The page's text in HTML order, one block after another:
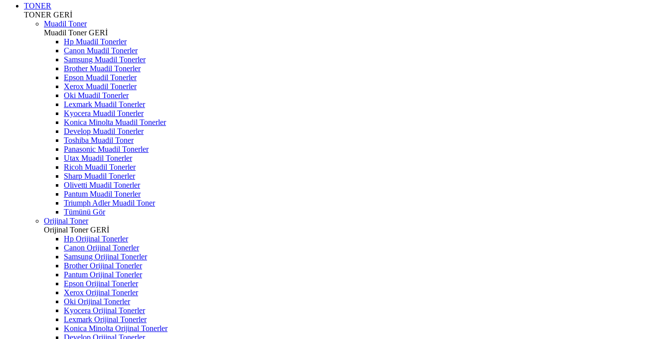
TONER
TONER GERİ
Muadil Toner
Muadil TonerGERİ
Hp Muadil Tonerler
Canon Muadil Tonerler
Samsung Muadil Tonerler
Brother Muadil Tonerler
Epson Muadil Tonerler
Xerox Muadil Tonerler
Oki Muadil Tonerler
Lexmark Muadil Tonerler
Kyocera Muadil Tonerler
Konica Minolta Muadil Tonerler
Develop Muadil Tonerler
Toshiba Muadil Toner
Panasonic Muadil Tonerler
Utax Muadil Tonerler
Ricoh Muadil Tonerler
Sharp Muadil Tonerler
Olivetti Muadil Tonerler
Pantum Muadil Tonerler
Triumph Adler Muadil Toner
Tümünü Gör
Orijinal Toner
Orijinal TonerGERİ
Hp Orijinal Tonerler
Canon Orijinal Tonerler
Samsung Orijinal Tonerler
Brother Orijinal Tonerler
Pantum Orijinal Tonerler
Epson Orijinal Tonerler
Xerox Orijinal Tonerler
Oki Orijinal Tonerler
Kyocera Orijinal Tonerler
Lexmark Orijinal Tonerler
Konica Minolta Orijinal Tonerler
Develop Orijinal Tonerler